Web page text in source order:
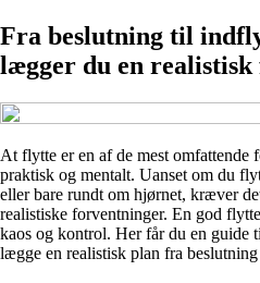
Fra beslutning til
lægger du en
At flytte er en af de mest omfattende
praktisk og mentalt. Uanset om du
eller bare rundt om hjørnet, kræver
realistiske forventninger. En god
kaos og kontrol. Her får du en guide
lægge en realistisk plan fra